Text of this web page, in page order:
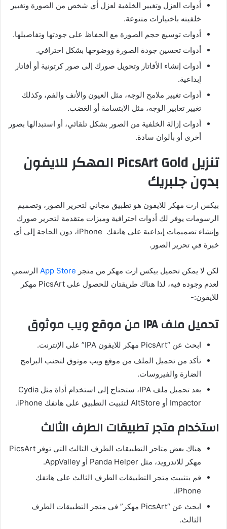
أدوات العزل وتغيير الخلفية لعزل أي شخص من الصورة وتغيير
خلفيته باختيارات متنوعة.
أدوات توسيع حجم الصورة مع الحفاظ على جودتها وتفاصيلها.
أدوات تحسين جودة الصورة ووضوحها بشكل احترافي.
أدوات إنشاء الأفاتار وتحويل صورك إلى صور كرتونية أو أفاتار
إبداعية.
أدوات تغيير ملامح الوجه، مثل العيون والأنف والفم، وكذلك
تغيير تعابير الوجه، مثل الابتسامة أو الغضب.
أدوات إزالة الخلفية من الصور بشكل تلقائي، أو استبدالها بصور
أخرى أو بألوان سادة.
تنزيل PicsArt Gold المهكر للايفون
بدون جلبريك
بيكس ارت مهكر للايفون هو تطبيق مجاني لتحرير الصور، وتصميم
الرسومات يوفر لك أدوات احترافية وميزات متقدمة لتحرير صورك
وإنشاء تصميمات إبداعية على هاتفك iPhone، دون الحاجة إلى أي
خبرة في تحرير الصور.
لكن لا يمكن تحميل بيكس ارت مهكر من متجر App Store الرسمي
لعدم وجوده فيه، لذا هناك طريقتان للحصول على PicsArt مهكر
للايفون:-
تحميل ملف IPA من موقع ويب موثوق
ابحث عن “PicsArt مهكر للايفون IPA” على الإنترنت.
تأكد من تحميل الملف من موقع ويب موثوق لتجنب البرامج
الضارة والفيروسات.
بعد تحميل ملف IPA، ستحتاج إلى استخدام أداة مثل Cydia
Impactor أو AltStore لتثبيت التطبيق على هاتفك iPhone.
استخدام متجر تطبيقات الطرف الثالث
هناك بعض متاجر التطبيقات الطرف الثالث التي توفر PicsArt
مهكر للاندرويد، مثل Panda Helper أو AppValley.
قم بتثبيت متجر التطبيقات الطرف الثالث على هاتفك
iPhone.
ابحث عن “PicsArt مهكر” في متجر التطبيقات الطرف
الثالث.